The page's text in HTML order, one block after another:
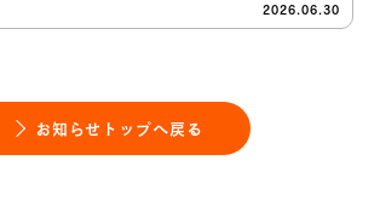
2026.06.30
お知らせトップへ戻る